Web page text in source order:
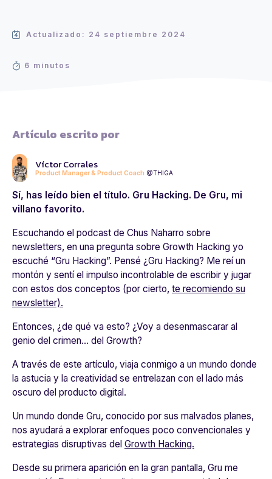
Actualizado: 24 septiembre 2024
6 minutos
Artículo escrito por
Víctor Corrales
Product Manager & Product Coach @THIGA
Sí, has leído bien el título. Gru Hacking. De Gru, mi
villano favorito.
Escuchando el podcast de Chus Naharro sobre
newsletters, en una pregunta sobre Growth Hacking yo
escuché “Gru Hacking”. Pensé ¿Gru Hacking? Me reí un
montón y sentí el impulso incontrolable de escribir y jugar
con estos dos conceptos (por cierto, te recomiendo su
newsletter).
Entonces, ¿de qué va esto? ¿Voy a desenmascarar al
genio del crimen… del Growth?
A través de este artículo, viaja conmigo a un mundo donde
la astucia y la creatividad se entrelazan con el lado más
oscuro del producto digital.
Un mundo donde Gru, conocido por sus malvados planes,
nos ayudará a explorar enfoques poco convencionales y
estrategias disruptivas del Growth Hacking.
Desde su primera aparición en la gran pantalla, Gru me